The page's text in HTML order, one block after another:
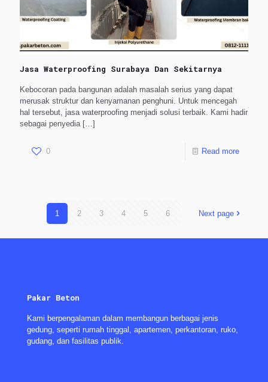
Jasa Waterproofing Surabaya Dan Sekitarnya
Kebocoran pada bangunan adalah masalah serius yang dapat
merusak struktur dan kenyamanan penghuni. Untuk mencegah
hal tersebut, jasa waterproofing menjadi solusi terbaik. Kami hadir
sebagai penyedia[…]
0 Read more
1 2 3 4 5 6 Next page
Pakar Beton
Kami berpengalaman dalam membangun berbagai jenis
gedung, seperti rumah tinggal, apartemen, perkantoran, ruko,
gudang, dan fasilitas publik.